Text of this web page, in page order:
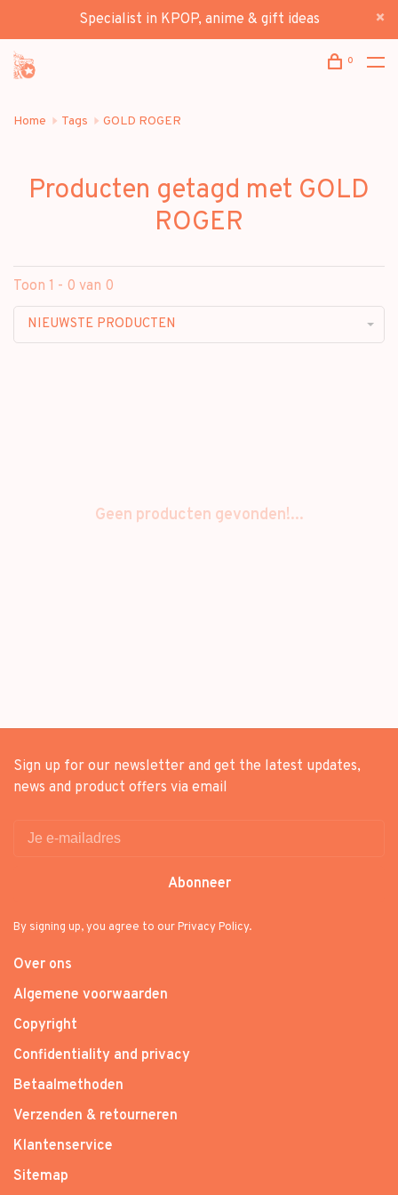
Specialist in KPOP, anime & gift ideas
0
Home Tags GOLD ROGER
Producten getagd met GOLD
ROGER
Toon 1 - 0 van 0
NIEUWSTE PRODUCTEN
Geen producten gevonden!...
Sign up for our newsletter and get the latest updates,
news and product offers via email
Abonneer
By signing up, you agree to our Privacy Policy.
Over ons
Algemene voorwaarden
Copyright
Confidentiality and privacy
Betaalmethoden
Verzenden & retourneren
Klantenservice
Sitemap